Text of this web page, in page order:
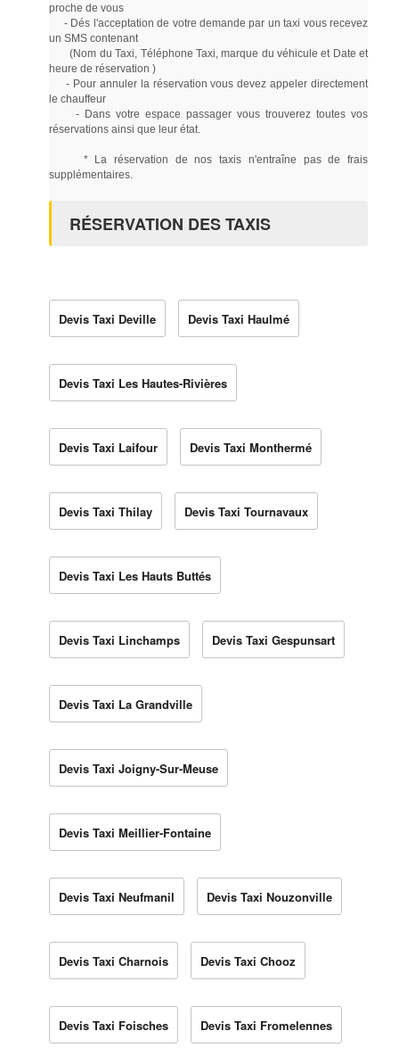
proche de vous
- Dés l'acceptation de votre demande par un taxi vous recevez
un SMS contenant
(Nom du Taxi, Téléphone Taxi, marque du véhicule et Date et
heure de réservation )
- Pour annuler la réservation vous devez appeler directement
le chauffeur
- Dans votre espace passager vous trouverez toutes vos
réservations ainsi que leur état.
* La réservation de nos taxis n'entraîne pas de frais
supplémentaires.
RÉSERVATION DES TAXIS
Devis Taxi Deville Devis Taxi Haulmé
Devis Taxi Les Hautes-Rivières
Devis Taxi Laifour Devis Taxi Monthermé
Devis Taxi Thilay Devis Taxi Tournavaux
Devis Taxi Les Hauts Buttés
Devis Taxi Linchamps Devis Taxi Gespunsart
Devis Taxi La Grandville
Devis Taxi Joigny-Sur-Meuse
Devis Taxi Meillier-Fontaine
Devis Taxi Neufmanil Devis Taxi Nouzonville
Devis Taxi Charnois Devis Taxi Chooz
Devis Taxi Foisches Devis Taxi Fromelennes